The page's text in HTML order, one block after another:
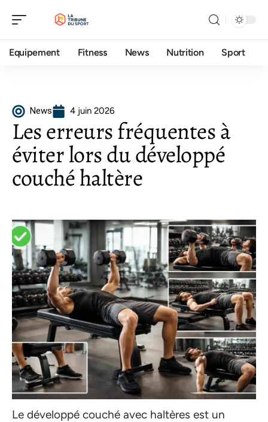
Equipement Fitness News Nutrition Sport
News 4 juin 2026
Les erreurs fréquentes à
éviter lors du développé
couché haltère
Le développé couché avec haltères est un